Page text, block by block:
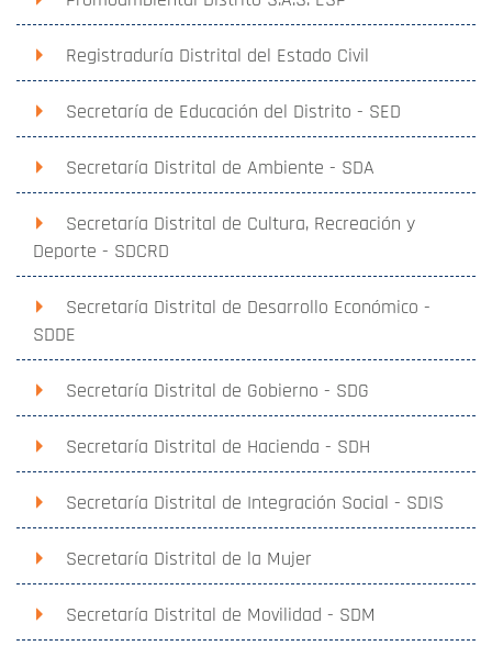
Registraduría Distrital del Estado Civil
Secretaría de Educación del Distrito - SED
Secretaría Distrital de Ambiente - SDA
Secretaría Distrital de Cultura, Recreación y
Deporte - SDCRD
Secretaría Distrital de Desarrollo Económico -
SDDE
Secretaría Distrital de Gobierno - SDG
Secretaría Distrital de Hacienda - SDH
Secretaría Distrital de Integración Social - SDIS
Secretaría Distrital de la Mujer
Secretaría Distrital de Movilidad - SDM